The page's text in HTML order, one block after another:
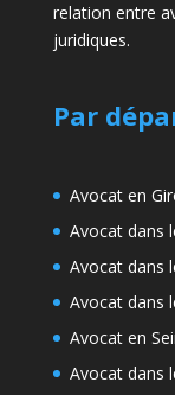
relation entre
juridiques.
Par
Avocat en
Avocat dans
Avocat dans
Avocat dans
Avocat en
Avocat dans